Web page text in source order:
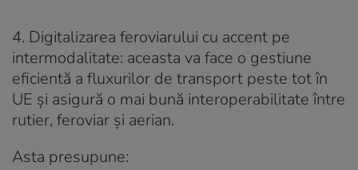
4. Digitalizarea feroviarului cu accent pe
intermodalitate: aceasta va face o gestiune
eficientă a fluxurilor de transport peste tot în
UE și asigură o mai bună interoperabilitate între
rutier, feroviar și aerian.
Asta presupune: